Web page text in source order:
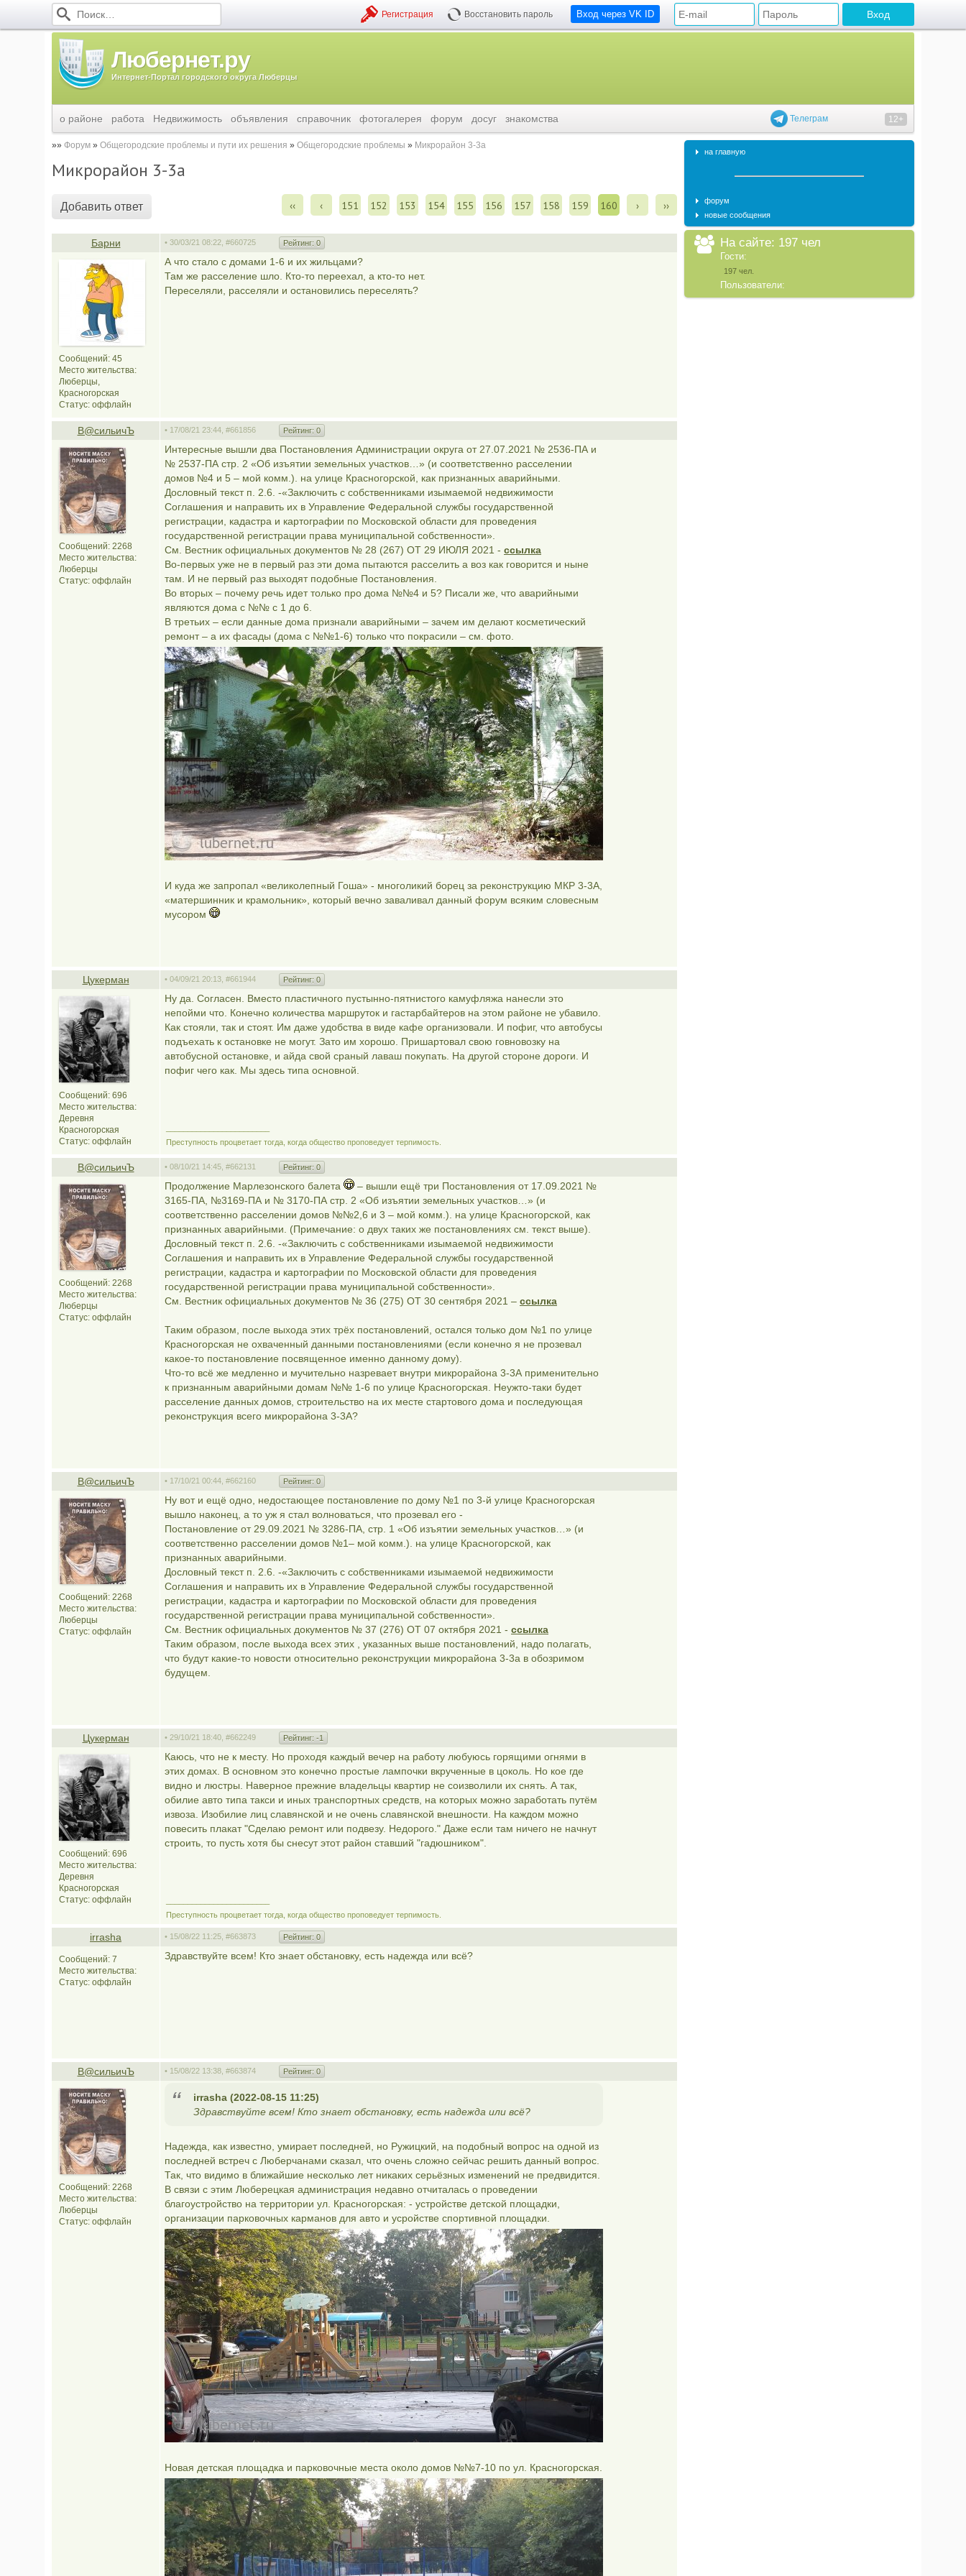
Вход через VK ID
Регистрация Восстановить пароль
Любернет.ру
Интернет-Портал городского округа Люберцы
Телеграм 12+
о районе работа Недвижимость объявления справочник фотогалерея форум досуг знакомства
Форум Общегородские проблемы и пути их решения Общегородские проблемы Микрорайон 3-3а
Микрорайон 3-3а
‹‹ ‹ 151 152 153 154 155 156 157 158 159 160 › ››
Добавить ответ
Барни • 30/03/21 08:22, #660725 Рейтинг: 0
Сообщений: 45
Место жительства:
Люберцы,
Красногорская
Статус: оффлайн
А что стало с домами 1-6 и их жильцами?
Там же расселение шло. Кто-то переехал, а кто-то нет.
Переселяли, расселяли и остановились переселять?
В@cильичЪ • 17/08/21 23:44, #661856 Рейтинг: 0
Сообщений: 2268
Место жительства:
Люберцы
Статус: оффлайн
Интересные вышли два Постановления Администрации округа от 27.07.2021 № 2536-ПА и
№ 2537-ПА стр. 2 «Об изъятии земельных участков…» (и соответственно расселении
домов №4 и 5 – мой комм.). на улице Красногорской, как признанных аварийными.
Дословный текст п. 2.6. -«Заключить с собственниками изымаемой недвижимости
Соглашения и направить их в Управление Федеральной службы государственной
регистрации, кадастра и картографии по Московской области для проведения
государственной регистрации права муниципальной собственности».
См. Вестник официальных документов № 28 (267) ОТ 29 ИЮЛЯ 2021 - ссылка
Во-первых уже не в первый раз эти дома пытаются расселить а воз как говорится и ныне
там. И не первый раз выходят подобные Постановления.
Во вторых – почему речь идет только про дома №№4 и 5? Писали же, что аварийными
являются дома с №№ с 1 до 6.
В третьих – если данные дома признали аварийными – зачем им делают косметический
ремонт – а их фасады (дома с №№1-6) только что покрасили – см. фото.
И куда же запропал «великолепный Гоша» - многоликий борец за реконструкцию МКР 3-3А,
«матершинник и крамольник», который вечно заваливал данный форум всяким словесным
мусором
Цукерман • 04/09/21 20:13, #661944 Рейтинг: 0
Сообщений: 696
Место жительства:
Деревня
Красногорская
Статус: оффлайн
Ну да. Согласен. Вместо пластичного пустынно-пятнистого камуфляжа нанесли это
непойми что. Конечно количества маршруток и гастарбайтеров на этом районе не убавило.
Как стояли, так и стоят. Им даже удобства в виде кафе организовали. И пофиг, что автобусы
подъехать к остановке не могут. Зато им хорошо. Пришартовал свою говновозку на
автобусной остановке, и айда свой сраный лаваш покупать. На другой стороне дороги. И
пофиг чего как. Мы здесь типа основной.
Преступность процветает тогда, когда общество проповедует терпимость.
В@cильичЪ • 08/10/21 14:45, #662131 Рейтинг: 0
Сообщений: 2268
Место жительства:
Люберцы
Статус: оффлайн
Продолжение Марлезонского балета
– вышли ещё три Постановления от 17.09.2021 №
3165-ПА, №3169-ПА и № 3170-ПА стр. 2 «Об изъятии земельных участков…» (и
соответственно расселении домов №№2,6 и 3 – мой комм.). на улице Красногорской, как
признанных аварийными. (Примечание: о двух таких же постановлениях см. текст выше).
Дословный текст п. 2.6. -«Заключить с собственниками изымаемой недвижимости
Соглашения и направить их в Управление Федеральной службы государственной
регистрации, кадастра и картографии по Московской области для проведения
государственной регистрации права муниципальной собственности».
См. Вестник официальных документов № 36 (275) ОТ 30 сентября 2021 – ссылка
Таким образом, после выхода этих трёх постановлений, остался только дом №1 по улице
Красногорская не охваченный данными постановлениями (если конечно я не прозевал
какое-то постановление посвященное именно данному дому).
Что-то всё же медленно и мучительно назревает внутри микрорайона 3-3А применительно
к признанным аварийными домам №№ 1-6 по улице Красногорская. Неужто-таки будет
расселение данных домов, строительство на их месте стартового дома и последующая
реконструкция всего микрорайона 3-3А?
В@cильичЪ • 17/10/21 00:44, #662160 Рейтинг: 0
Сообщений: 2268
Место жительства:
Люберцы
Статус: оффлайн
Ну вот и ещё одно, недостающее постановление по дому №1 по 3-й улице Красногорская
вышло наконец, а то уж я стал волноваться, что прозевал его -
Постановление от 29.09.2021 № 3286-ПА, стр. 1 «Об изъятии земельных участков…» (и
соответственно расселении домов №1– мой комм.). на улице Красногорской, как
признанных аварийными.
Дословный текст п. 2.6. -«Заключить с собственниками изымаемой недвижимости
Соглашения и направить их в Управление Федеральной службы государственной
регистрации, кадастра и картографии по Московской области для проведения
государственной регистрации права муниципальной собственности».
См. Вестник официальных документов № 37 (276) ОТ 07 октября 2021 - ссылка
Таким образом, после выхода всех этих , указанных выше постановлений, надо полагать,
что будут какие-то новости относительно реконструкции микрорайона 3-3а в обозримом
будущем.
Цукерман • 29/10/21 18:40, #662249 Рейтинг: -1
Сообщений: 696
Место жительства:
Деревня
Красногорская
Статус: оффлайн
Каюсь, что не к месту. Но проходя каждый вечер на работу любуюсь горящими огнями в
этих домах. В основном это конечно простые лампочки вкрученные в цоколь. Но кое где
видно и люстры. Наверное прежние владельцы квартир не соизволили их снять. А так,
обилие авто типа такси и иных транспортных средств, на которых можно заработать путём
извоза. Изобилие лиц славянской и не очень славянской внешности. На каждом можно
повесить плакат "Сделаю ремонт или подвезу. Недорого." Даже если там ничего не начнут
строить, то пусть хотя бы снесут этот район ставший "гадюшником".
Преступность процветает тогда, когда общество проповедует терпимость.
irrasha • 15/08/22 11:25, #663873 Рейтинг: 0
Сообщений: 7
Место жительства:
Статус: оффлайн
Здравствуйте всем! Кто знает обстановку, есть надежда или всё?
В@cильичЪ • 15/08/22 13:38, #663874 Рейтинг: 0
Сообщений: 2268
Место жительства:
Люберцы
Статус: оффлайн
irrasha (2022-08-15 11:25)
Здравствуйте всем! Кто знает обстановку, есть надежда или всё?
Надежда, как известно, умирает последней, но Ружицкий, на подобный вопрос на одной из
последней встреч с Люберчанами сказал, что очень сложно сейчас решить данный вопрос.
Так, что видимо в ближайшие несколько лет никаких серьёзных изменений не предвидится.
В связи с этим Люберецкая администрация недавно отчиталась о проведении
благоустройство на территории ул. Красногорская: - устройстве детской площадки,
организации парковочных карманов для авто и усройстве спортивной площадки.
Новая детская площадка и парковочные места около домов №№7-10 по ул. Красногорская.
на главную
форум
новые сообщения
На сайте: 197 чел
Гости:
197 чел.
Пользователи: